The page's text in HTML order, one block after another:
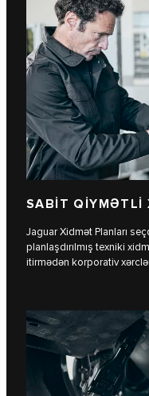
SABİT QİYMƏTLİ
Jaguar Xidmət Planları
planlaşdırılmış texniki
itirmədən korporativ